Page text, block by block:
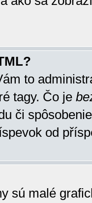
to
tagy. Čo je
či
od
sú malé